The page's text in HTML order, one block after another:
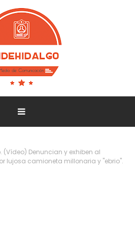
(Vídeo) Denuncian y exhiben al
lujosa camioneta millonaria y "ebrio".